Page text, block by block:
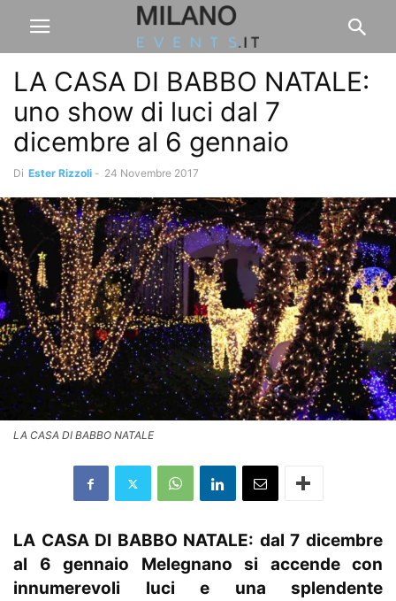
LA CASA DI BABBO NATALE:
uno show di luci dal 7
dicembre al 6 gennaio
Di Ester Rizzoli - 24 Novembre 2017
LA CASA DI BABBO NATALE
LA CASA DI BABBO NATALE: dal 7 dicembre
al 6 gennaio Melegnano si accende con
innumerevoli luci e una splendente